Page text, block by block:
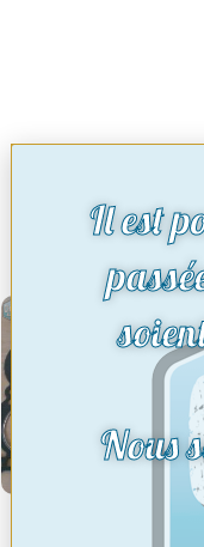
Il est
Nous